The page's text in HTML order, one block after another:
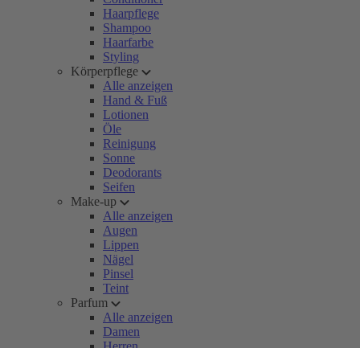
Haarpflege
Shampoo
Haarfarbe
Styling
Körperpflege
Alle anzeigen
Hand & Fuß
Lotionen
Öle
Reinigung
Sonne
Deodorants
Seifen
Make-up
Alle anzeigen
Augen
Lippen
Nägel
Pinsel
Teint
Parfum
Alle anzeigen
Damen